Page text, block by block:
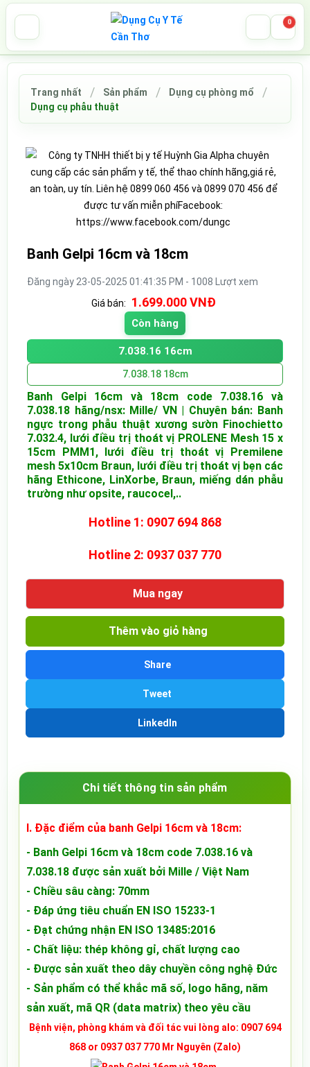
0
Trang nhất Sản phẩm
Dụng cụ phòng mổ
Dụng cụ phẫu thuật
Banh Gelpi 16cm và 18cm
Đăng ngày 23-05-2025 01:41:35 PM - 1008 Lượt xem
Giá bán:
1.699.000 VNĐ
Còn hàng
7.038.16 16cm
7.038.18 18cm
Banh Gelpi 16cm và 18cm code 7.038.16 và
7.038.18 hãng/nsx: Mille/ VN | Chuyên bán: Banh
ngực trong phẫu thuật xương sườn Finochietto
7.032.4, lưới điều trị thoát vị PROLENE Mesh 15 x
15cm PMM1, lưới điều trị thoát vị Premilene
mesh 5x10cm Braun, lưới điều trị thoát vị bẹn các
hãng Ethicone, LinXorbe, Braun, miếng dán phẫu
trường như opsite, raucocel,..
Hotline 1: 0907 694 868
Hotline 2: 0937 037 770
Mua ngay
Thêm vào giỏ hàng
Share
Tweet
LinkedIn
Chi tiết thông tin sản phẩm
I. Đặc điểm của banh Gelpi 16cm và 18cm:
- Banh Gelpi 16cm và 18cm code 7.038.16 và
7.038.18 được sản xuất bởi Mille / Việt Nam
- Chiều sâu càng: 70mm
- Đáp ứng tiêu chuẩn EN ISO 15233-1
- Đạt chứng nhận EN ISO 13485:2016
- Chất liệu: thép không gỉ, chất lượng cao
- Được sản xuất theo dây chuyền công nghệ Đức
- Sản phẩm có thể khắc mã số, logo hãng, năm
sản xuất, mã QR (data matrix) theo yêu cầu
Bệnh viện, phòng khám và đối tác vui lòng alo: 0907 694
868 or 0937 037 770 Mr Nguyên (Zalo)